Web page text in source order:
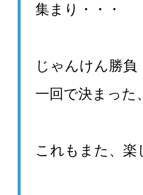
集まり・・・
じゃんけん勝
一回で決まった
これもまた、